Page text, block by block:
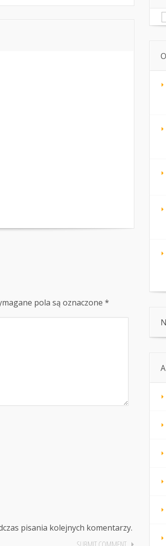
pola są oznaczone *
pisania kolejnych komentarzy.